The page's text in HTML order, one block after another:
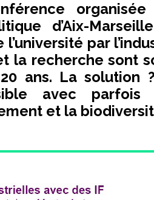
organisée
d’Aix-
par
la recherche sont
ans. La solution
avec parfois
et la